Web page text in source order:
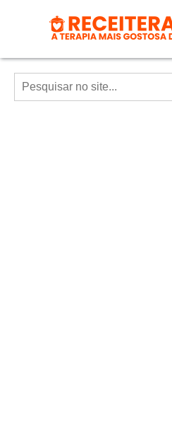
Doces e Sobremesas
Air Fryer